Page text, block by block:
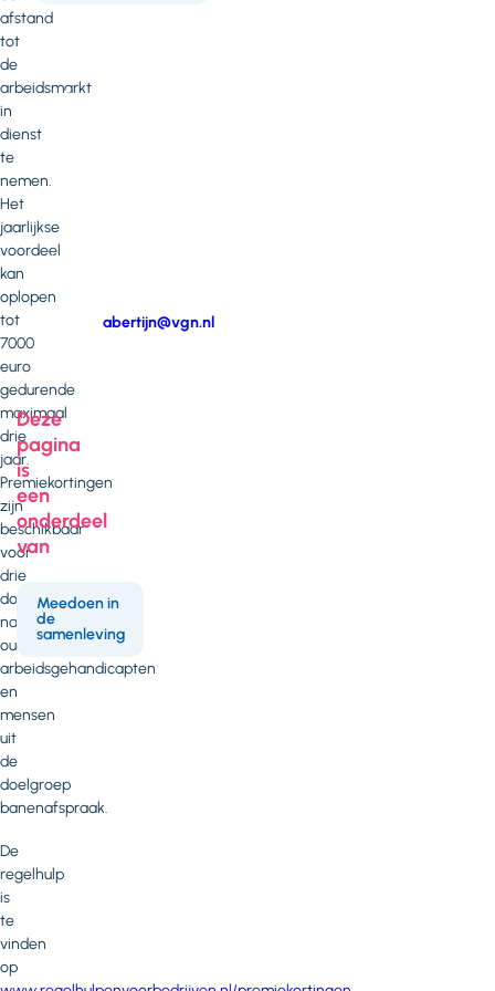
afstand
tot
de
arbeidsmarkt
in
dienst
te
nemen.
Het
jaarlijkse
voordeel
kan
oplopen
tot
7000
euro
gedurende
maximaal
drie
jaar.
Premiekortingen
zijn
beschikbaar
voor
drie
doelgroepen,
namelijk
ouderen,
arbeidsgehandicapten
en
mensen
uit
de
doelgroep
banenafspraak.
De
regelhulp
is
te
vinden
op
je
of
contact
met
Aart
abertijn@vgn.nl
Deze
pagina
is
een
onderdeel
van
Meedoen in
de
samenleving